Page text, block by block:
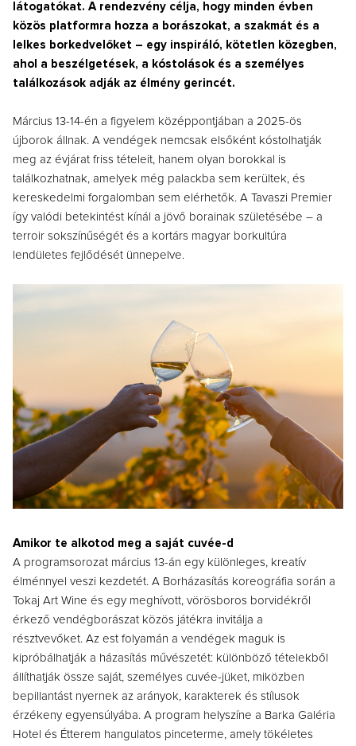
látogatókat. A rendezvény célja, hogy minden évben
közös platformra hozza a borászokat, a szakmát és a
lelkes borkedvelőket – egy inspiráló, kötetlen közegben,
ahol a beszélgetések, a kóstolások és a személyes
találkozások adják az élmény gerincét.
Március 13-14-én a figyelem középpontjában a 2025-ös
újborok állnak. A vendégek nemcsak elsőként kóstolhatják
meg az évjárat friss tételeit, hanem olyan borokkal is
találkozhatnak, amelyek még palackba sem kerültek, és
kereskedelmi forgalomban sem elérhetők. A Tavaszi Premier
így valódi betekintést kínál a jövő borainak születésébe – a
terroir sokszínűségét és a kortárs magyar borkultúra
lendületes fejlődését ünnepelve.
Amikor te alkotod meg a saját cuvée-d
A programsorozat március 13-án egy különleges, kreatív
élménnyel veszi kezdetét. A Borházasítás koreográfia során a
Tokaj Art Wine és egy meghívott, vörösboros borvidékről
érkező vendégborászat közös játékra invitálja a
résztvevőket. Az est folyamán a vendégek maguk is
kipróbálhatják a házasítás művészetét: különböző tételekből
állíthatják össze saját, személyes cuvée-jüket, miközben
bepillantást nyernek az arányok, karakterek és stílusok
érzékeny egyensúlyába. A program helyszíne a Barka Galéria
Hotel és Étterem hangulatos pinceterme, amely tökéletes